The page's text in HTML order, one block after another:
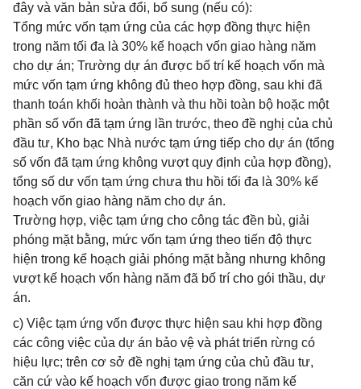
đây và văn bản sửa đổi, bổ sung (nếu có):
Tổng mức vốn tạm ứng của các hợp đồng thực hiện
trong năm tối đa là 30% kế hoạch vốn giao hàng năm
cho dự án; Trường dự án được bố trí kế hoạch vốn mà
mức vốn tạm ứng không đủ theo hợp đồng, sau khi đã
thanh toán khối hoàn thành và thu hồi toàn bộ hoặc một
phần số vốn đã tạm ứng lần trước, theo đề nghị của chủ
đầu tư, Kho bạc Nhà nước tạm ứng tiếp cho dự án (tổng
số vốn đã tạm ứng không vượt quy định của hợp đồng),
tổng số dư vốn tạm ứng chưa thu hồi tối đa là 30% kế
hoạch vốn giao hàng năm cho dự án.
Trường hợp, việc tạm ứng cho công tác đền bù, giải
phóng mặt bằng, mức vốn tạm ứng theo tiến độ thực
hiện trong kế hoạch giải phóng mặt bằng nhưng không
vượt kế hoạch vốn hàng năm đã bố trí cho gói thầu, dự
án.
c) Việc tạm ứng vốn được thực hiện sau khi hợp đồng
các công việc của dự án bảo vệ và phát triển rừng có
hiệu lực; trên cơ sở đề nghị tạm ứng của chủ đầu tư,
căn cứ vào kế hoạch vốn được giao trong năm kế